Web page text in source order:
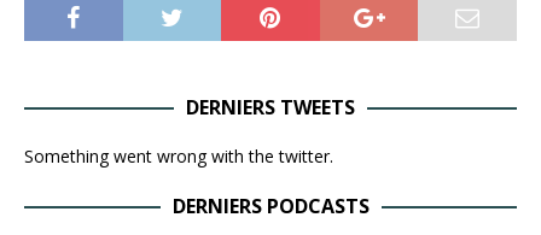
DERNIERS TWEETS
Something went wrong with the twitter.
DERNIERS PODCASTS